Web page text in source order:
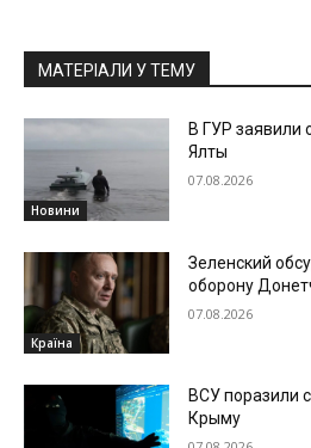
МАТЕРІАЛИ У ТЕМУ
Новини
В ГУР заявили
Ялты
07.08.2026
Країна
Зеленский
оборону
07.08.2026
ВСУ поразили
Крыму